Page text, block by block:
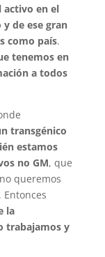
activo en el
de ese gran
como país.
tenemos en
a todos
transgénico
estamos
no GM, que
queremos
la
trabajamos y